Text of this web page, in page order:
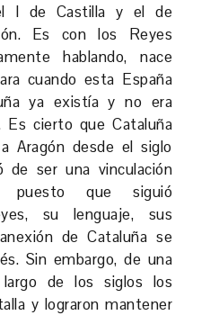
I de Castilla y el de
Es con los Reyes
hablando, nace
cuando esta España
ya existía y no era
Es cierto que Cataluña
Aragón desde el siglo
de ser una vinculación
puesto que siguió
su lenguaje, sus
de Cataluña se
Sin embargo, de una
de los siglos los
y lograron mantener